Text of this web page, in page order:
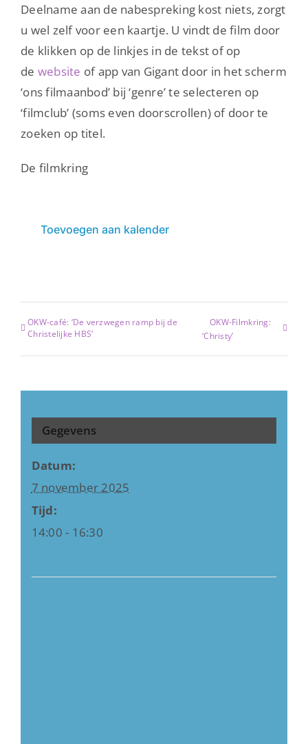
Deelname aan de nabespreking kost niets, zorgt
u wel zelf voor een kaartje. U vindt de film door
de klikken op de linkjes in de tekst of op
de website of app van Gigant door in het scherm
‘ons filmaanbod’ bij ‘genre’ te selecteren op
‘filmclub’ (soms even doorscrollen) of door te
zoeken op titel.
De filmkring
Toevoegen aan kalender
OKW-café: ‘De verzwegen ramp bij de
Christelijke HBS’
OKW-Filmkring:
‘Christy’
Gegevens
Datum:
7 november 2025
Tijd:
14:00 - 16:30